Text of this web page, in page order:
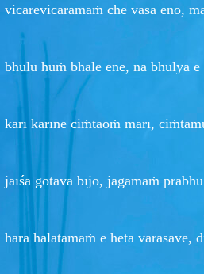
vicārēvicāramāṁ chē vāsa ēnō,
bhūlu huṁ bhalē ēnē, nā bhūlyā
karī karīnē ciṁtāōṁ mārī,
jaīśa gōtavā bījō, jagamāṁ
hara hālatamāṁ ē hēta varasāvē,